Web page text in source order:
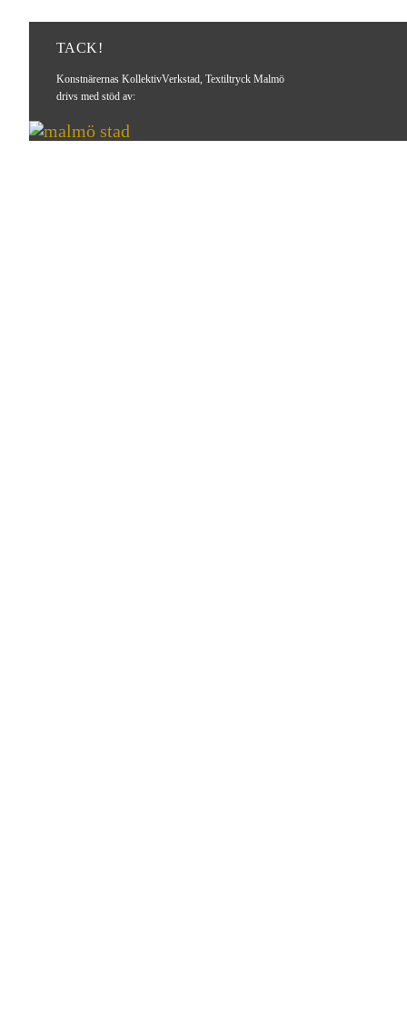
TACK!
Konstnärernas KollektivVerkstad, Textiltryck Malmö
drivs med stöd av: